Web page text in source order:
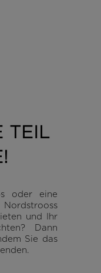
TEIL
oder eine
und Ihr
Dann
Sie das